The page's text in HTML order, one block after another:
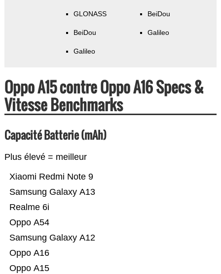
GLONASS
BeiDou
Galileo
BeiDou
Galileo
Oppo A15 contre Oppo A16 Specs &
Vitesse Benchmarks
Capacité Batterie (mAh)
Plus élevé = meilleur
Oppo A15
Oppo A16
Samsung Galaxy A12
Oppo A54
Realme 6i
Samsung Galaxy A13
Xiaomi Redmi Note 9